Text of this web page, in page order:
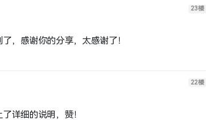
23楼
，感谢你的分享，太感谢了！
22楼
详细的说明，赞！